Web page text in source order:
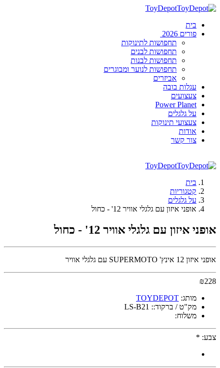
ToyDepot
בית
פורים 2026
תחפושות לתינוקות
תחפושות לבנים
תחפושות לבנות
תחפושות לנוער ומבוגרים
אביזרים
עגלות בובה
צעצועים
Power Planet
על גלגלים
צעצועי תינוקות
אודות
צור קשר
ToyDepot
בית
קטגוריות
על גלגלים
אופני איזון עם גלגלי אוויר 12' - כחול
אופני איזון עם גלגלי אוויר 12' - כחול
אופני איזון 12 אינץ' SUPERMOTO עם גלגלי אוויר
₪228
מותג: TOYDEPOT
מק"ט / ברקוד:: LS-B21
משלוח:
צבע: *